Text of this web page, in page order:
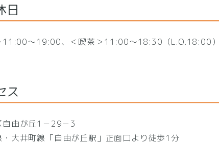
日
11:00〜19:00、＜喫茶＞11:00〜18:30（L.O.18:00）
ス
自由が丘1－29－3
・大井町線「自由が丘駅」正面口より徒歩1分